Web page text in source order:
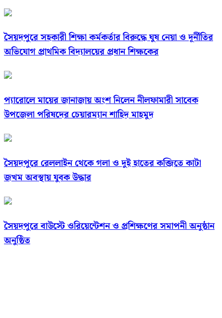
সৈয়দপুরে সহকারী শিক্ষা কর্মকর্তার বিরুদ্ধে ঘুষ নেয়া ও দূর্নীতির
অভিযোগ প্রাথমিক বিদ্যালয়ের প্রধান শিক্ষকের
প্যারোলে মায়ের জানাজায় অংশ নিলেন নীলফামারী সাবেক
উপজেলা পরিষদের চেয়ারম্যান শাহিদ মাহমুদ
সৈয়দপুরে রেললাইন থেকে গলা ও দুই হাতের কব্জিতে কাটা
জখম অবস্থায় যুবক উদ্ধার
সৈয়দপুরে বাউস্টে ওরিয়েন্টেশন ও প্রশিক্ষণের সমাপনী অনুষ্ঠান
অনুষ্ঠিত